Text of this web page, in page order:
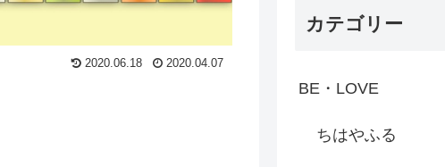
2020.06.18 2020.04.07
カテゴリー
BE・LOVE
ちはやふる